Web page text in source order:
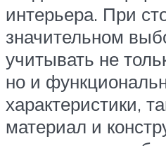
интерьера. При
значительном
учитывать не
но и
характеристики,
материал и